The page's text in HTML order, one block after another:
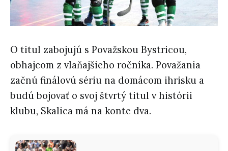
O titul zabojujú s Považskou Bystricou,
obhajcom z vlaňajšieho ročníka. Považania
začnú finálovú sériu na domácom ihrisku a
budú bojovať o svoj štvrtý titul v histórii
klubu, Skalica má na konte dva.